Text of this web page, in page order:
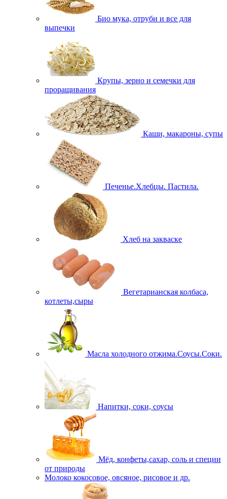
Био мука, отруби и все для
выпечки
Крупы, зерно и семечки для
проращивания
Каши, макароны, супы
Печенье.Хлебцы. Пастила.
Хлеб на закваске
Вегетарианская колбаса,
котлеты,сыры
Масла холодного отжима.Соусы.Соки.
Напитки, соки, соусы
Мёд, конфеты,сахар, соль и специи
от природы
Молоко кокосовое, овсяное, рисовое и др.